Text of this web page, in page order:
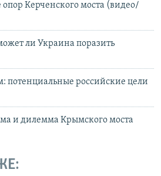
Керченского моста (видео/
ли Украина поразить
потенциальные российские цели
и дилемма Крымского моста